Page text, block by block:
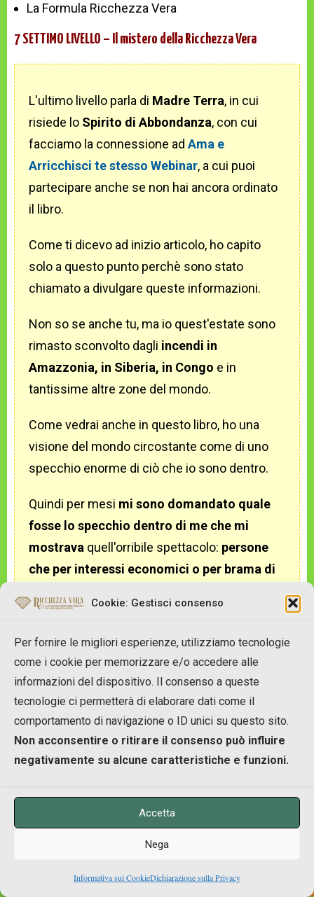
Cookie: Gestisci consenso
Per fornire le migliori esperienze, utilizziamo tecnologie
come i cookie per memorizzare e/o accedere alle
informazioni del dispositivo. Il consenso a queste
tecnologie ci permetterà di elaborare dati come il
comportamento di navigazione o ID unici su questo sito.
Non acconsentire o ritirare il consenso può influire
negativamente su alcune caratteristiche e funzioni.
Accetta
Nega
Informativa sui CookieDichiarazione sulla Privacy
La Formula Ricchezza Vera
7 SETTIMO LIVELLO – Il mistero della Ricchezza Vera
L'ultimo livello parla di Madre Terra, in cui
risiede lo Spirito di Abbondanza, con cui
facciamo la connessione adAma e
Arricchisci te stesso Webinar, a cui puoi
partecipare anche se non hai ancora ordinato
il libro.
Come ti dicevo ad inizio articolo, ho capito
solo a questo punto perchè sono stato
chiamato a divulgare queste informazioni.
Non so se anche tu, ma io quest'estate sono
rimasto sconvolto dagli incendi in
Amazzonia, in Siberia, in Congo e in
tantissime altre zone del mondo.
Come vedrai anche in questo libro, ho una
visione del mondo circostante come di uno
specchio enorme di ciò che io sono dentro.
Quindi per mesi mi sono domandato quale
fosse lo specchio dentro di me che mi
mostrava quell'orribile spettacolo: persone
che per interessi economici o per brama di
fonte di vita: Madre Terra
quale parte di me (e di ognuno di noi) sta creando
questa situazione
La risposta è stata sconvolgente, perchè non
solo ho compreso quale parte di me (e di
ognuno di noi) sta creando questa situazione,
ma è anche lo stesso motivo energetico per
Cerchiamo di capirci: non sto parlando di un
livello "fisico" del problema, ma di un piano